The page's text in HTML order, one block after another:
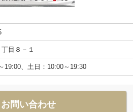
目８－１
19:00、土日：10:00～19:30
お問い合わせ